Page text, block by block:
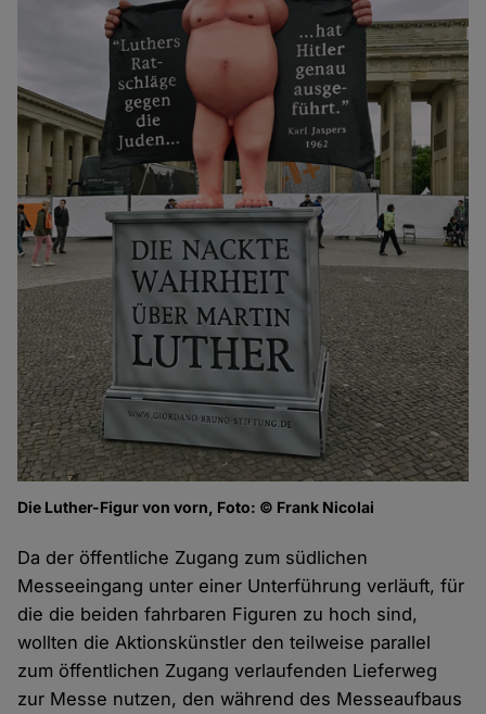
Die Luther-Figur von vorn, Foto: © Frank Nicolai
Da der öffentliche Zugang zum südlichen
Messeeingang unter einer Unterführung verläuft, für
die die beiden fahrbaren Figuren zu hoch sind,
wollten die Aktionskünstler den teilweise parallel
zum öffentlichen Zugang verlaufenden Lieferweg
zur Messe nutzen, den während des Messeaufbaus